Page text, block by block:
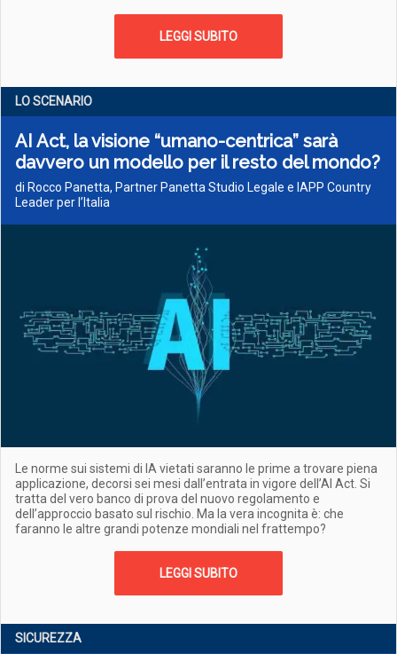
LEGGI SUBITO
LO SCENARIO
AI Act, la visione “umano-centrica” sarà
davvero un modello per il resto del mondo?
di Rocco Panetta, Partner Panetta Studio Legale e IAPP Country
Leader per l’Italia
Le norme sui sistemi di IA vietati saranno le prime a trovare piena
applicazione, decorsi sei mesi dall’entrata in vigore dell’AI Act. Si
tratta del vero banco di prova del nuovo regolamento e
dell’approccio basato sul rischio. Ma la vera incognita è: che
faranno le altre grandi potenze mondiali nel frattempo?
LEGGI SUBITO
SICUREZZA